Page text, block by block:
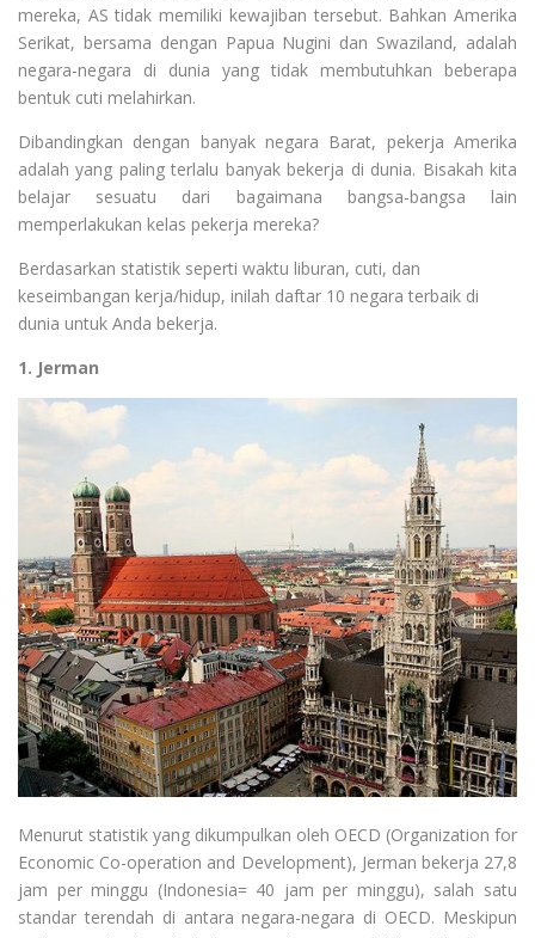
mereka, AS tidak memiliki kewajiban tersebut. Bahkan Amerika
Serikat, bersama dengan Papua Nugini dan Swaziland, adalah
negara-negara di dunia yang tidak membutuhkan beberapa
bentuk cuti melahirkan.
Dibandingkan dengan banyak negara Barat, pekerja Amerika
adalah yang paling terlalu banyak bekerja di dunia. Bisakah kita
belajar sesuatu dari bagaimana bangsa-bangsa lain
memperlakukan kelas pekerja mereka?
Berdasarkan statistik seperti waktu liburan, cuti, dan
keseimbangan kerja/hidup, inilah daftar 10 negara terbaik di
dunia untuk Anda bekerja.
1. Jerman
Menurut statistik yang dikumpulkan oleh OECD (Organization for
Economic Co-operation and Development), Jerman bekerja 27,8
jam per minggu (Indonesia= 40 jam per minggu), salah satu
standar terendah di antara negara-negara di OECD. Meskipun